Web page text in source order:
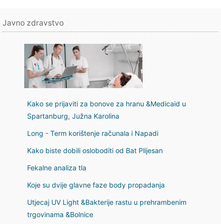
Javno zdravstvo
Kako se prijaviti za bonove za hranu &Medicaid u
Spartanburg, Južna Karolina
Long - Term korištenje računala i Napadi
Kako biste dobili osloboditi od Bat Plijesan
Fekalne analiza tla
Koje su dvije glavne faze body propadanja
Utjecaj UV Light &Bakterije rastu u prehrambenim
trgovinama &Bolnice